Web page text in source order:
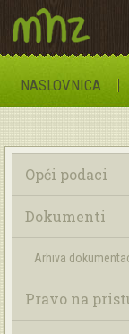
NASLOVNICA
Opći podaci
Dokumenti
Arhiva
Pravo na